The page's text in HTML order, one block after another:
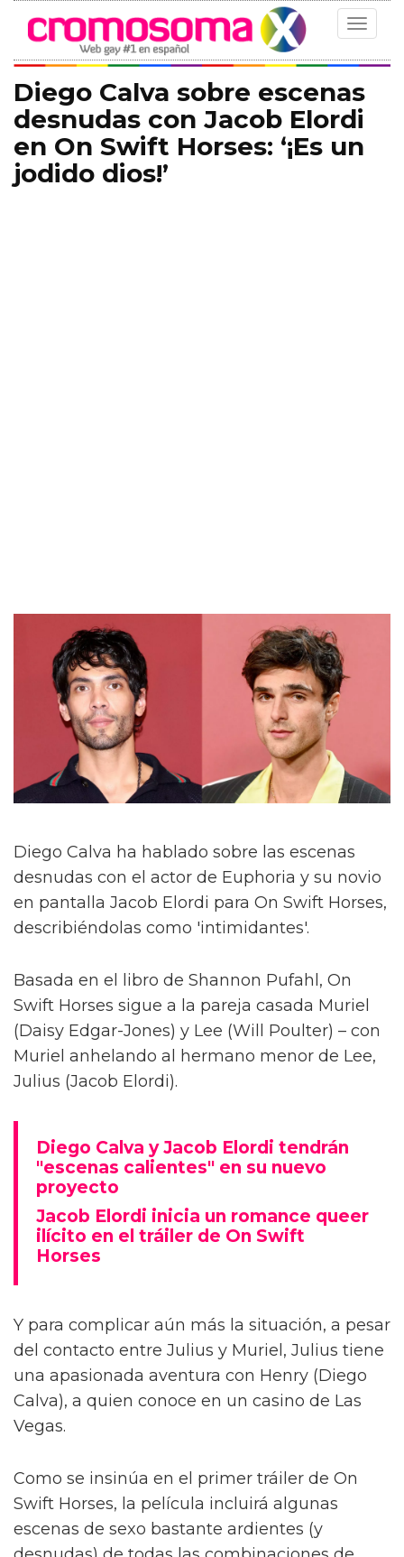
Toggle
Diego Calva sobre escenas
desnudas con Jacob Elordi
en On Swift Horses: ‘¡Es un
jodido dios!’
Diego Calva ha hablado sobre las escenas
desnudas con el actor de Euphoria y su novio
en pantalla Jacob Elordi para On Swift Horses,
describiéndolas como 'intimidantes'.
Basada en el libro de Shannon Pufahl, On
Swift Horses sigue a la pareja casada Muriel
(Daisy Edgar-Jones) y Lee (Will Poulter) – con
Muriel anhelando al hermano menor de Lee,
Julius (Jacob Elordi).
Diego Calva y Jacob Elordi tendrán
"escenas calientes" en su nuevo
proyecto
Jacob Elordi inicia un romance queer
ilícito en el tráiler de On Swift
Horses
Y para complicar aún más la situación, a pesar
del contacto entre Julius y Muriel, Julius tiene
una apasionada aventura con Henry (Diego
Calva), a quien conoce en un casino de Las
Vegas.
Como se insinúa en el primer tráiler de On
Swift Horses, la película incluirá algunas
escenas de sexo bastante ardientes (y